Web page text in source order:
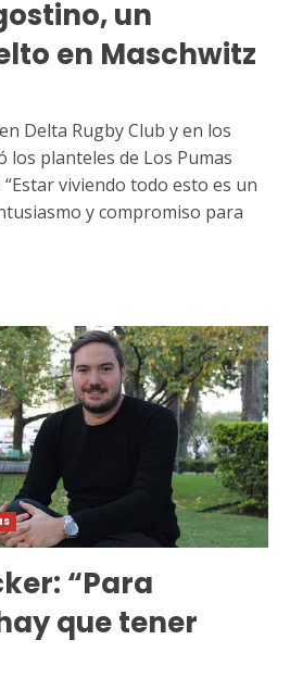
un
en Maschwitz
Delta Rugby Club y en los
los planteles de Los Pumas
“Estar viviendo todo esto es un
y compromiso para
“Para
que tener